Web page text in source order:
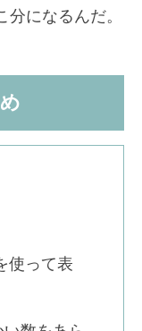
になるんだ。
使って表